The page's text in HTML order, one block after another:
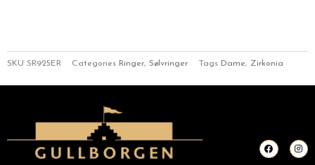
SKU SR925ER Categories Ringer, Sølvringer Tags Dame, Zirkonia
F
a
c
I
n
s